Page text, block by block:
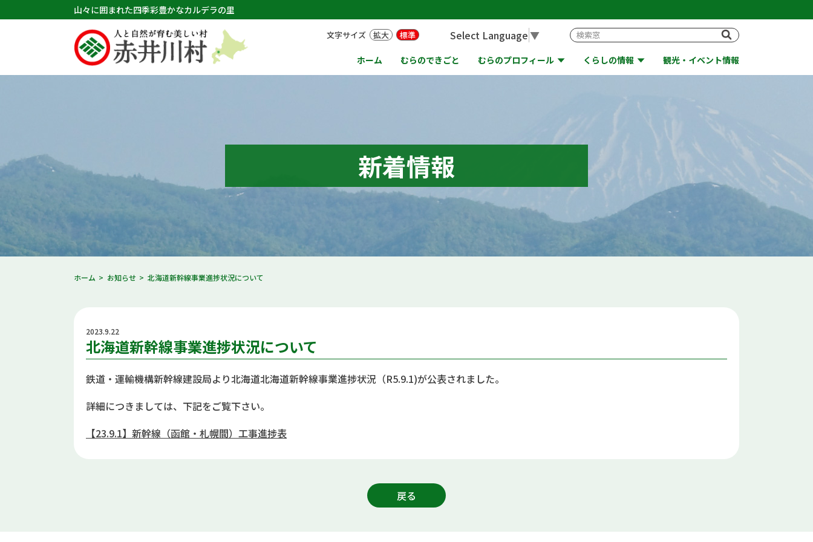
山々に囲まれた四季彩豊かなカルデラの里
ホーム むらのできごと むらのプロフィール くらしの情報 観光・イベント情報
文字サイズ 拡大 標準 Select Language▼
新着情報
ホーム お知らせ 北海道新幹線事業進捗状況について
2023.9.22
北海道新幹線事業進捗状況について
鉄道・運輸機構新幹線建設局より北海道北海道新幹線事業進捗状況（R5.9.1)が公表されました。
詳細につきましては、下記をご覧下さい。
【23.9.1】新幹線（函館・札幌間）工事進捗表
戻る